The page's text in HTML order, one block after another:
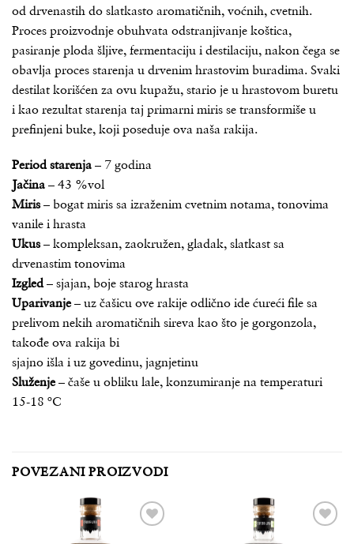
od drvenastih do slatkasto aromatičnih, voćnih, cvetnih.
Proces proizvodnje obuhvata odstranjivanje koštica,
pasiranje ploda šljive, fermentaciju i destilaciju, nakon čega se
obavlja proces starenja u drvenim hrastovim buradima. Svaki
destilat korišćen za ovu kupažu, stario je u hrastovom buretu
i kao rezultat starenja taj primarni miris se transformiše u
prefinjeni buke, koji poseduje ova naša rakija.
Period starenja – 7 godina
Jačina – 43 %vol
Miris– bogat miris sa izraženim cvetnim notama, tonovima
vanile i hrasta
Ukus– kompleksan, zaokružen, gladak, slatkast sa
drvenastim tonovima
Izgled– sjajan, boje starog hrasta
Uparivanje– uz čašicu ove rakije odlično ide ćureći file sa
prelivom nekih aromatičnih sireva kao što je gorgonzola,
takođe ova rakija bi
sjajno išla i uz govedinu, jagnjetinu
Služenje– čaše u obliku lale, konzumiranje na temperaturi
15-18 ºC
POVEZANI PROIZVODI